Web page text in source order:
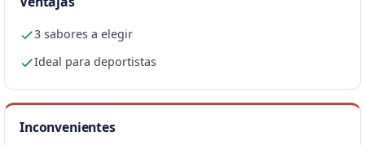
3 sabores a elegir
Ideal para deportistas
Inconvenientes